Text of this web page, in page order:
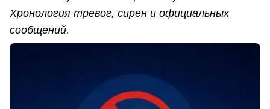
Хронология тревог, сирен и официальных
сообщений.